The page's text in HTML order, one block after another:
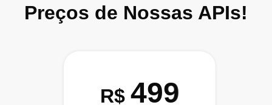
Preços de Nossas APIs!
R$ 499